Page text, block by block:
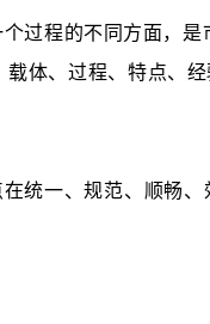
过程的不同方面，
体、过程、特点、
统一、规范、顺畅